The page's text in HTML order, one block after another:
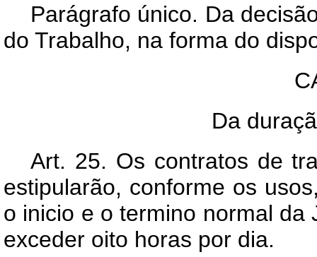
Parágrafo único. Da
do Trabalho, na forma do
Da
Art. 25. Os contratos de
estipularão, conforme os
o inicio e o termino normal
exceder oito horas por dia.